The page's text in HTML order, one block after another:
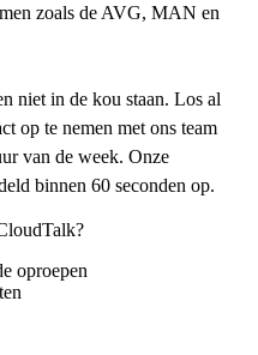
zoals de AVG, MAN en
niet in de kou staan. Los al
op te nemen met ons team
van de week. Onze
binnen 60 seconden op.
oproepen